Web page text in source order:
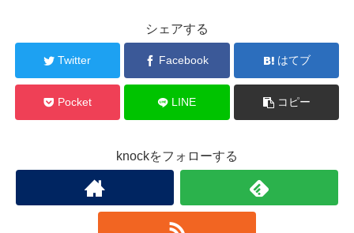
シェアする
Twitter Facebook はてブ
Pocket LINE コピー
knockをフォローする